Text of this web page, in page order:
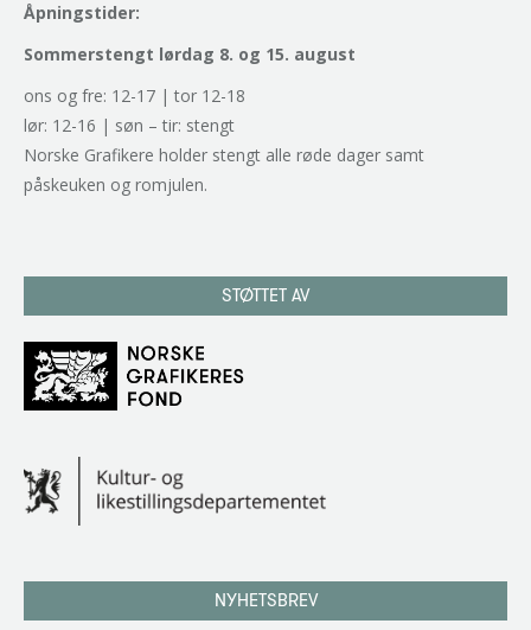
Åpningstider:
Sommerstengt lørdag 8. og 15. august
ons og fre: 12-17 | tor 12-18
lør: 12-16 | søn – tir: stengt
Norske Grafikere holder stengt alle røde dager samt
påskeuken og romjulen.
STØTTET AV
NYHETSBREV